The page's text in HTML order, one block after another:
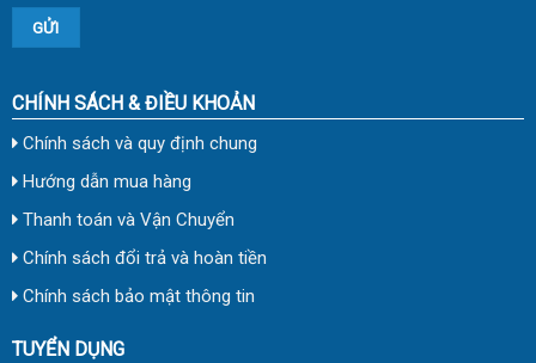
CHÍNH SÁCH & ĐIỀU KHOẢN
Chính sách và quy định chung
Hướng dẫn mua hàng
Thanh toán và Vận Chuyển
Chính sách đổi trả và hoàn tiền
Chính sách bảo mật thông tin
TUYỂN DỤNG